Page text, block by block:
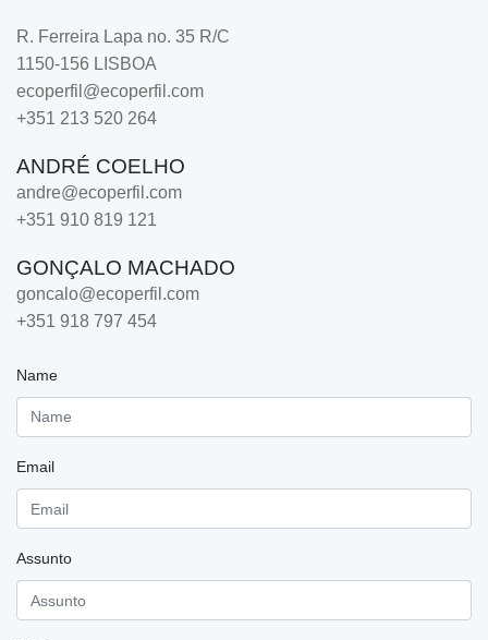
R. Ferreira Lapa no. 35 R/C
1150-156 LISBOA
ecoperfil@ecoperfil.com
+351 213 520 264
ANDRÉ COELHO
andre@ecoperfil.com
+351 910 819 121
GONÇALO MACHADO
goncalo@ecoperfil.com
+351 918 797 454
Name
Email
Assunto